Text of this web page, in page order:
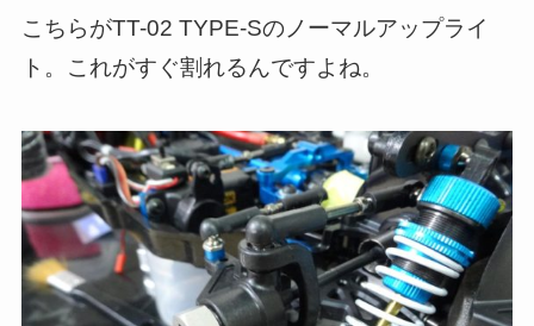
こちらがTT-02 TYPE-Sのノーマルアップライ
ト。これがすぐ割れるんですよね。